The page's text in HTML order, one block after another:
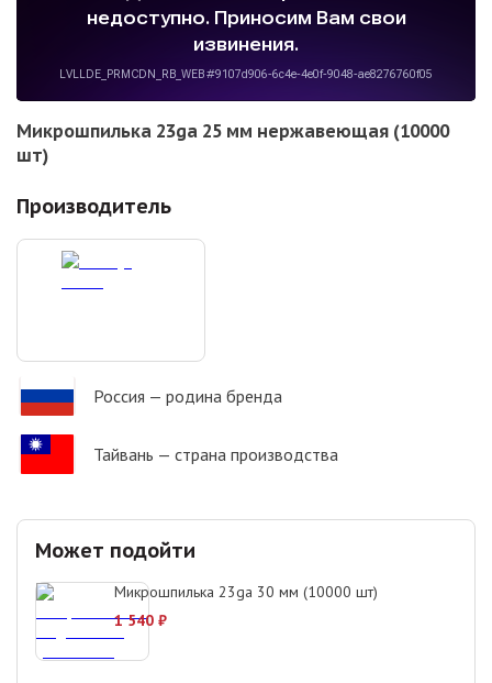
Микрошпилька 23ga 25 мм нержавеющая (10000
шт)
Производитель
Россия — родина бренда
Тайвань — страна производства
Может подойти
Микрошпилька 23ga 30 мм (10000 шт)
1 540 ₽